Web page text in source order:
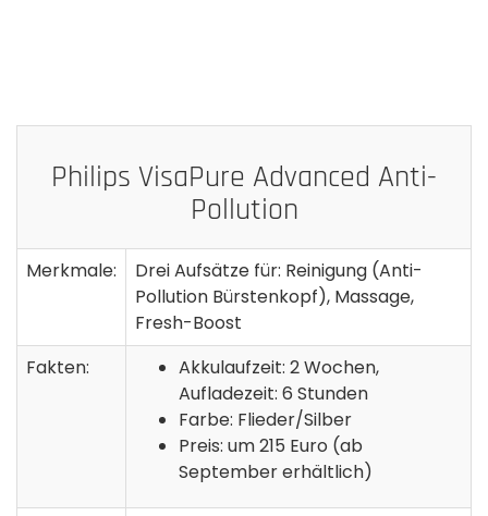
Philips VisaPure Advanced Anti-
Pollution
Merkmale:
Drei Aufsätze für: Reinigung (Anti-
Pollution Bürstenkopf), Massage,
Fresh-Boost
Fakten:
Akkulaufzeit: 2 Wochen,
Aufladezeit: 6 Stunden
Farbe: Flieder/Silber
Preis: um 215 Euro (ab
September erhältlich)